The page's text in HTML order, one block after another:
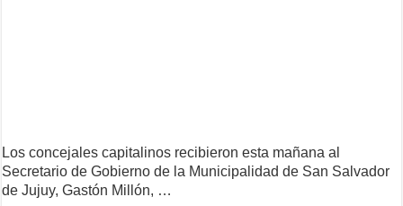
Los concejales capitalinos recibieron esta mañana al
Secretario de Gobierno de la Municipalidad de San Salvador
de Jujuy, Gastón Millón, …